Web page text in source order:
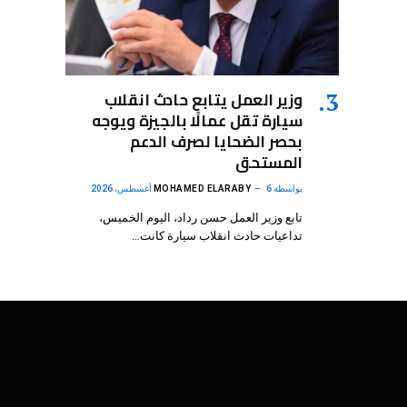
وزير العمل يتابع حادث انقلاب
سيارة تقل عمالًا بالجيزة ويوجه
بحصر الضحايا لصرف الدعم
المستحق
بواسطة MOHAMED ELARABY 6 أغسطس، 2026
تابع وزير العمل حسن رداد، اليوم الخميس،
تداعيات حادث انقلاب سيارة كانت…